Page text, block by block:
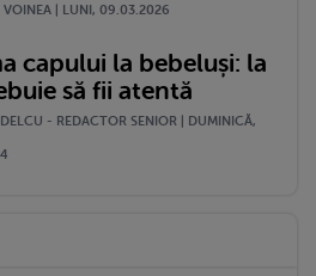
VOINEA | LUNI, 09.03.2026
capului la bebeluși: la
să fii atentă
- REDACTOR SENIOR | DUMINICĂ,